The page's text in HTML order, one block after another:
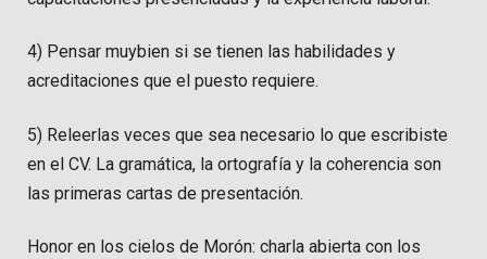
4) Pensar muybien si se tienen las habilidades y
acreditaciones que el puesto requiere.
5) Releerlas veces que sea necesario lo que escribiste
en el CV. La gramática, la ortografía y la coherencia son
las primeras cartas de presentación.
Honor en los cielos de Morón: charla abierta con los